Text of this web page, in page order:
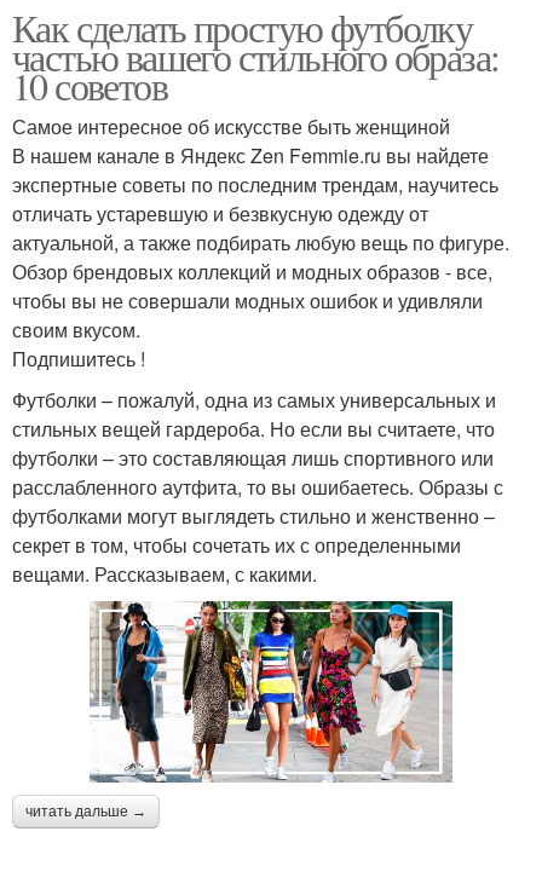
Как сделать простую футболку
частью вашего стильного образа:
10 советов
Самое интересное об искусстве быть женщиной
В нашем канале в Яндекс Zen Femmie.ru вы найдете
экспертные советы по последним трендам, научитесь
отличать устаревшую и безвкусную одежду от
актуальной, а также подбирать любую вещь по фигуре.
Обзор брендовых коллекций и модных образов - все,
чтобы вы не совершали модных ошибок и удивляли
своим вкусом.
Подпишитесь !
Футболки – пожалуй, одна из самых универсальных и
стильных вещей гардероба. Но если вы считаете, что
футболки – это составляющая лишь спортивного или
расслабленного аутфита, то вы ошибаетесь. Образы с
футболками могут выглядеть стильно и женственно –
секрет в том, чтобы сочетать их с определенными
вещами. Рассказываем, с какими.
читать дальше →